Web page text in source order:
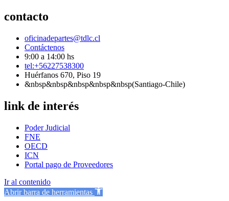
contacto
oficinadepartes@tdlc.cl
Contáctenos
9:00 a 14:00 hs
tel:+56227538300
Huérfanos 670, Piso 19
&nbsp&nbsp&nbsp&nbsp&nbsp(Santiago-Chile)
link de interés
Poder Judicial
FNE
OECD
ICN
Portal pago de Proveedores
Ir al contenido
Abrir barra de herramientas